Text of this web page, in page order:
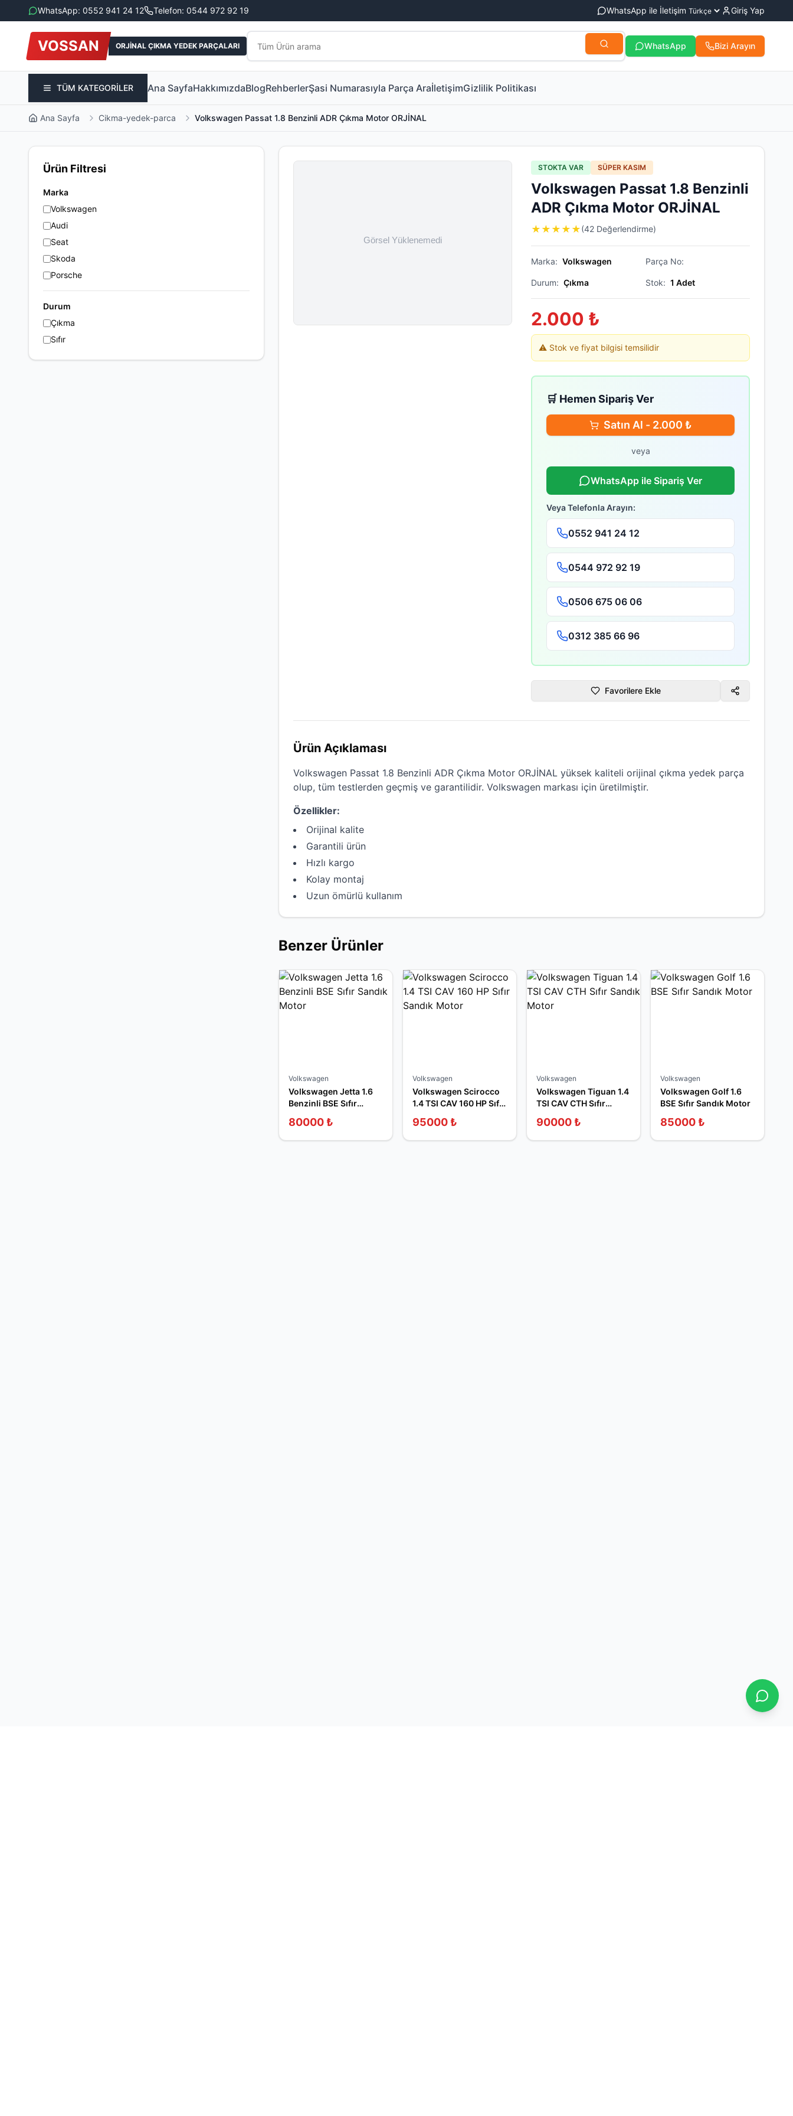
WhatsApp: 0552 941 24 12 Telefon: 0544 972 92 19 WhatsApp ile İletişim Giriş Yap
VOSSAN ORJİNAL ÇIKMA YEDEK PARÇALARI WhatsApp Bizi Arayın
TÜM KATEGORİLER Ana SayfaHakkımızdaBlogRehberlerŞasi Numarasıyla Parça AraİletişimGizlilik Politikası
Ana Sayfa Cikma-yedek-parca Volkswagen Passat 1.8 Benzinli ADR Çıkma Motor ORJİNAL
Ürün Filtresi
Marka
Volkswagen
Audi
Seat
Skoda
Porsche
Durum
Çıkma
Sıfır
STOKTA VAR SÜPER KASIM
Volkswagen Passat 1.8 Benzinli
ADR Çıkma Motor ORJİNAL
★ ★ ★ ★ ★(42 Değerlendirme)
Marka: Volkswagen Parça No:
Durum: Çıkma Stok: 1 Adet
2.000 ₺
⚠️ Stok ve fiyat bilgisi temsilidir
🛒 Hemen Sipariş Ver
Satın Al - 2.000 ₺
veya
WhatsApp ile Sipariş Ver
Veya Telefonla Arayın:
0552 941 24 12
0544 972 92 19
0506 675 06 06
0312 385 66 96
Favorilere Ekle
Ürün Açıklaması
Volkswagen Passat 1.8 Benzinli ADR Çıkma Motor ORJİNAL yüksek kaliteli orijinal çıkma yedek parça
olup, tüm testlerden geçmiş ve garantilidir. Volkswagen markası için üretilmiştir.
Özellikler:
Orijinal kalite
Garantili ürün
Hızlı kargo
Kolay montaj
Uzun ömürlü kullanım
Benzer Ürünler
Volkswagen
Volkswagen Jetta 1.6
Benzinli BSE Sıfır
80000 ₺
Volkswagen
Volkswagen Scirocco
1.4 TSI CAV 160 HP Sıfır
95000 ₺
Volkswagen
Volkswagen Tiguan 1.4
TSI CAV CTH Sıfır
90000 ₺
Volkswagen
Volkswagen Golf 1.6
BSE Sıfır Sandık Motor
85000 ₺